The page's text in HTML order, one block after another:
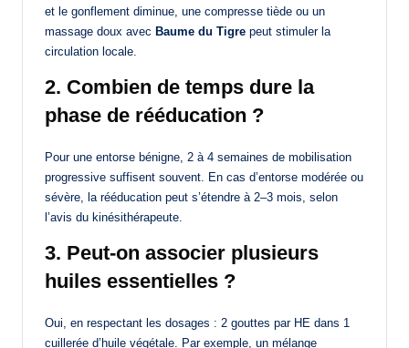
et le gonflement diminue, une compresse tiède ou un
massage doux avec Baume du Tigre peut stimuler la
circulation locale.
2. Combien de temps dure la
phase de rééducation ?
Pour une entorse bénigne, 2 à 4 semaines de mobilisation
progressive suffisent souvent. En cas d’entorse modérée ou
sévère, la rééducation peut s’étendre à 2–3 mois, selon
l’avis du kinésithérapeute.
3. Peut-on associer plusieurs
huiles essentielles ?
Oui, en respectant les dosages : 2 gouttes par HE dans 1
cuillerée d’huile végétale. Par exemple, un mélange